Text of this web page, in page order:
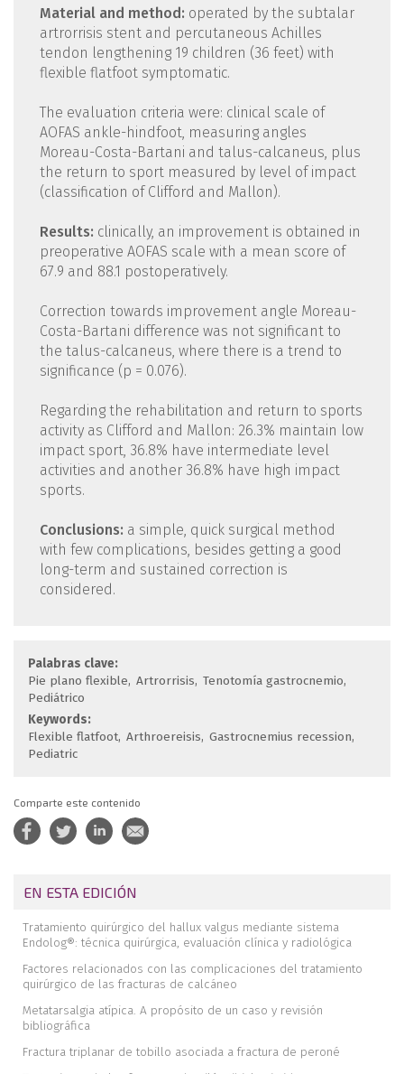
Material and method: operated by the subtalar
artrorrisis stent and percutaneous Achilles
tendon lengthening 19 children (36 feet) with
flexible flatfoot symptomatic.
The evaluation criteria were: clinical scale of
AOFAS ankle-hindfoot, measuring angles
Moreau-Costa-Bartani and talus-calcaneus, plus
the return to sport measured by level of impact
(classification of Clifford and Mallon).
Results: clinically, an improvement is obtained in
preoperative AOFAS scale with a mean score of
67.9 and 88.1 postoperatively.
Correction towards improvement angle Moreau-
Costa-Bartani difference was not significant to
the talus-calcaneus, where there is a trend to
significance (p = 0.076).
Regarding the rehabilitation and return to sports
activity as Clifford and Mallon: 26.3% maintain low
impact sport, 36.8% have intermediate level
activities and another 36.8% have high impact
sports.
Conclusions: a simple, quick surgical method
with few complications, besides getting a good
long-term and sustained correction is
considered.
Palabras clave:
Pie plano flexible Artrorrisis Tenotomía gastrocnemio
Pediátrico
Keywords:
Flexible flatfoot Arthroereisis Gastrocnemius recession
Pediatric
Comparte este contenido
EN ESTA EDICIÓN
Tratamiento quirúrgico del hallux valgus mediante sistema
Endolog®: técnica quirúrgica, evaluación clínica y radiológica
Factores relacionados con las complicaciones del tratamiento
quirúrgico de las fracturas de calcáneo
Metatarsalgia atípica. A propósito de un caso y revisión
bibliográfica
Fractura triplanar de tobillo asociada a fractura de peroné